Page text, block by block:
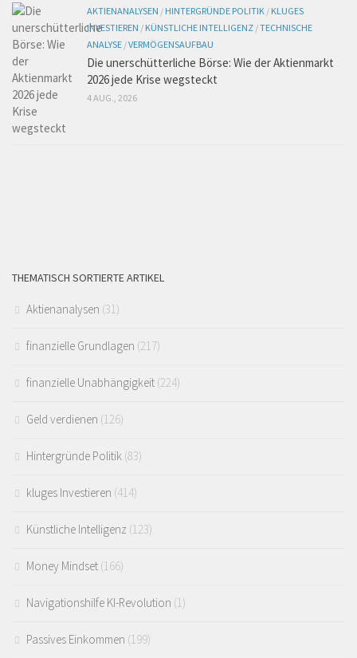
AKTIENANALYSEN / HINTERGRÜNDE POLITIK / KLUGES
INVESTIEREN / KÜNSTLICHE INTELLIGENZ /TECHNISCHE
ANALYSE /VERMÖGENSAUFBAU
Die unerschütterliche Börse: Wie der Aktienmarkt
2026 jede Krise wegsteckt
4 AUG., 2026
THEMATISCH SORTIERTE ARTIKEL
Aktienanalysen (31)
finanzielle Grundlagen (217)
finanzielle Unabhängigkeit (224)
Geld verdienen (126)
Hintergründe Politik (83)
kluges Investieren (414)
Künstliche Intelligenz (123)
Money Mindset (166)
Navigationshilfe KI-Revolution (1)
Passives Einkommen (199)